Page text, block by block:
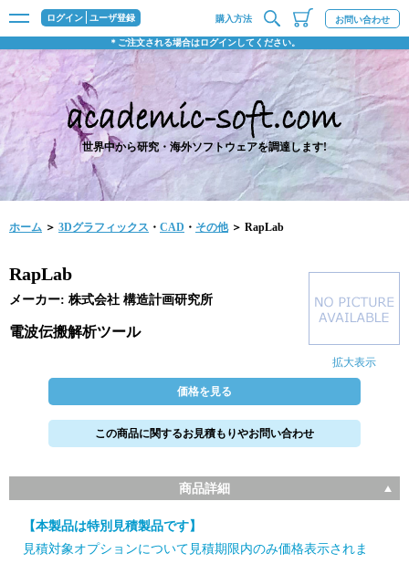
ログイン ユーザ登録
＊ご注文される場合はログインしてください。
購入方法 お問い合わせ
世界中から研究・海外ソフトウェアを調達します!
ホーム ＞ 3Dグラフィックス ・ CAD ・ その他＞ RapLab
拡大表示
RapLab
メーカー: 株式会社 構造計画研究所
電波伝搬解析ツール
価格を見る
この商品に関するお見積もりやお問い合わせ
商品詳細
【本製品は特別見積製品です】
見積対象オプションについて見積期限内のみ価格表示されま